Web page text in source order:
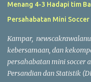
Menang 4-3 Hadapi tim
Persahabatan Mini Soccer
Kampar,
kebersamaan, dan
persahabatan mini soccer
Persandian dan Statistik